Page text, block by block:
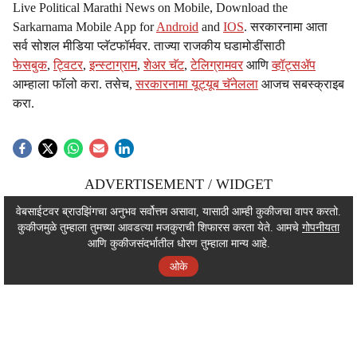
Live Political Marathi News on Mobile, Download the
Sarkarnama Mobile App forAndroid and IOS. सरकारनामा आता
सर्व सोशल मीडिया प्लॅटफॉर्मवर. ताज्या राजकीय घडामोडींसाठी
फेसबुक,ट्विटर,इन्स्टाग्राम,शेअर चॅट,टेलिग्रामवर आणिव्हॉट्सॲप
आम्हाला फॉलो करा. तसेच,सरकारनामा यूट्यूब चॅनेलला आजच सबस्क्राइब
करा.
ADVERTISEMENT / WIDGET
ADVERTISEMENT / WIDGET
ADVERTISEMENT / WIDGET
वेबसाईटवर ब्राउझिंगचा अनुभव सर्वोत्तम असावा, यासाठी आम्ही कुकीजचा वापर करतो.
कुकीजमुळे तुम्हाला तुमच्या आवडत्या मजकुराची शिफारस करता येते. आमचे गोपनीयता
आणि कुकीजसंदर्भातील धोरण तुम्हाला मान्य आहे.
ओके